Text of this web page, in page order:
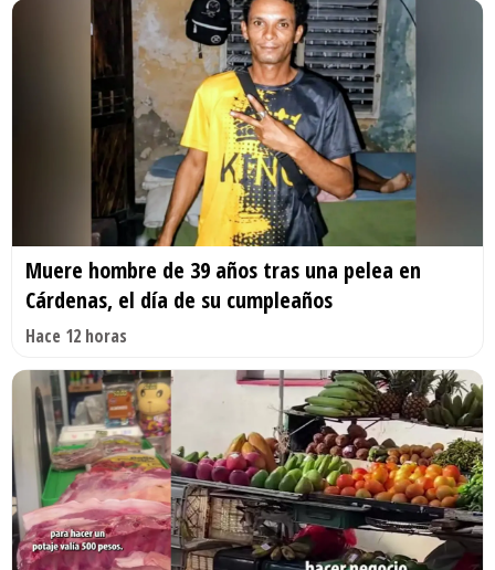
Muere hombre de 39 años tras una pelea en
Cárdenas, el día de su cumpleaños
Hace 12 horas